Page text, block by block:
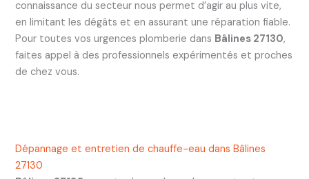
connaissance du secteur nous permet d’agir au plus vite,
en limitant les dégâts et en assurant une réparation fiable.
Pour toutes vos urgences plomberie dans Bâlines 27130,
faites appel à des professionnels expérimentés et proches
de chez vous.
Dépannage et entretien de chauffe-eau dans Bâlines
27130